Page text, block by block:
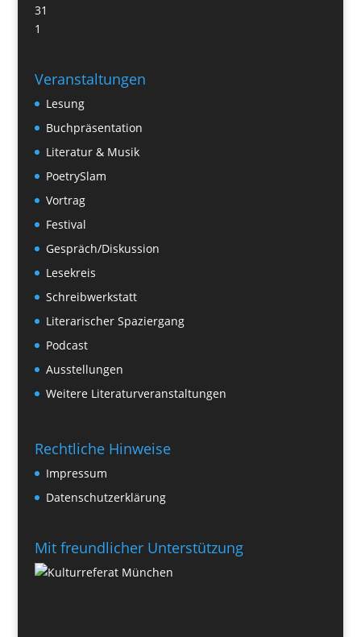
31
1
Veranstaltungen
Lesung
Buchpräsentation
Literatur & Musik
PoetrySlam
Vortrag
Festival
Gespräch/Diskussion
Lesekreis
Schreibwerkstatt
Literarischer Spaziergang
Podcast
Ausstellungen
Weitere Literaturveranstaltungen
Rechtliche Hinweise
Impressum
Datenschutzerklärung
Mit freundlicher Unterstützung